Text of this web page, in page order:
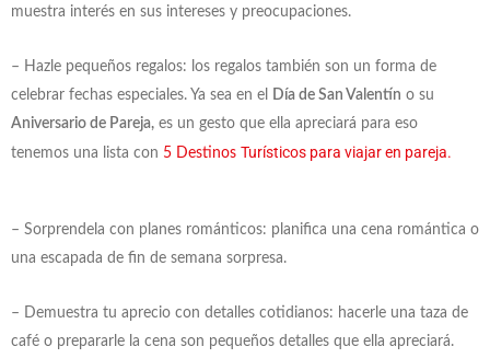
muestra interés en sus intereses y preocupaciones.
– Hazle pequeños regalos: los regalos también son un forma de
celebrar fechas especiales. Ya sea en el
Día de San Valentín o su
Aniversario de Pareja, es un gesto que ella apreciará para eso
tenemos una lista con 5 Destinos Turísticos para viajar en pareja.
– Sorprendela con planes románticos: planifica una cena romántica o
una escapada de fin de semana sorpresa.
– Demuestra tu aprecio con detalles cotidianos: hacerle una taza de
café o prepararle la cena son pequeños detalles que ella apreciará.